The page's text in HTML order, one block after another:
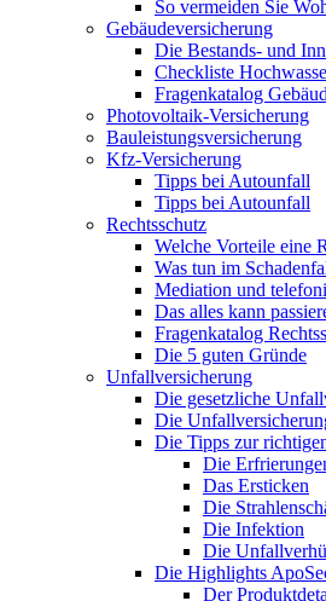
So vermeiden Sie
Gebäudeversicherung
Die Bestands- und
Checkliste
Fragenkatalog
Photovoltaik-Versicherung
Bauleistungsversicherung
Kfz-Versicherung
Tipps bei Autounfall
Tipps bei Autounfall
Rechtsschutz
Welche Vorteile eine
Was tun im
Mediation und
Das alles kann
Fragenkatalog
Die 5 guten Gründe
Unfallversicherung
Die gesetzliche
Die
Die Tipps zur
Die
Das Ersticken
Die
Die Infektion
Die
Die Highlights
Der